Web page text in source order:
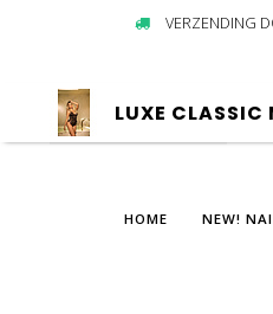
VERZENDING
HOME NEW!
LUXE CLASSIC